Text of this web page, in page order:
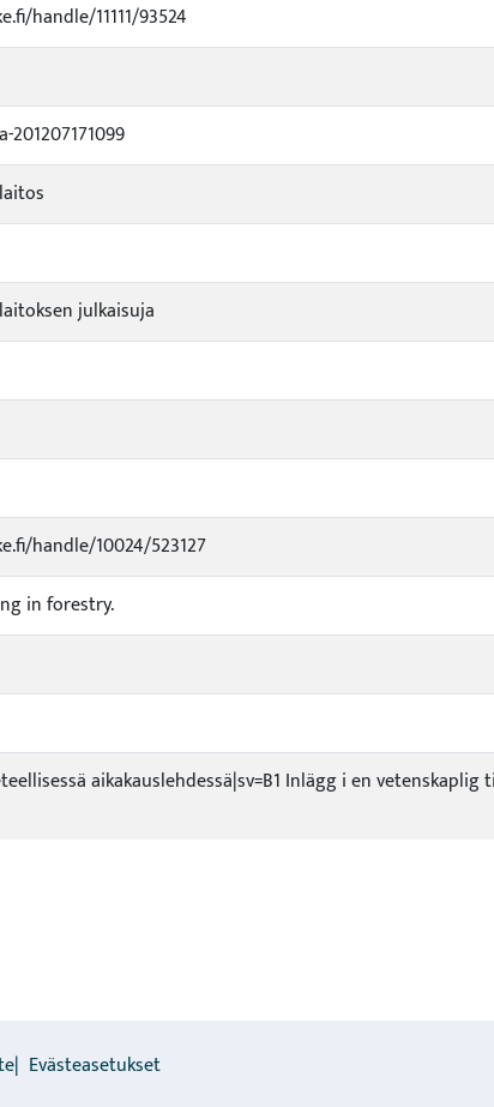
handle/11111/93524
201207171099
julkaisuja
handle/10024/523127
in forestry.
aikakauslehdessä|sv=B1 Inlägg i en
Evästeasetukset